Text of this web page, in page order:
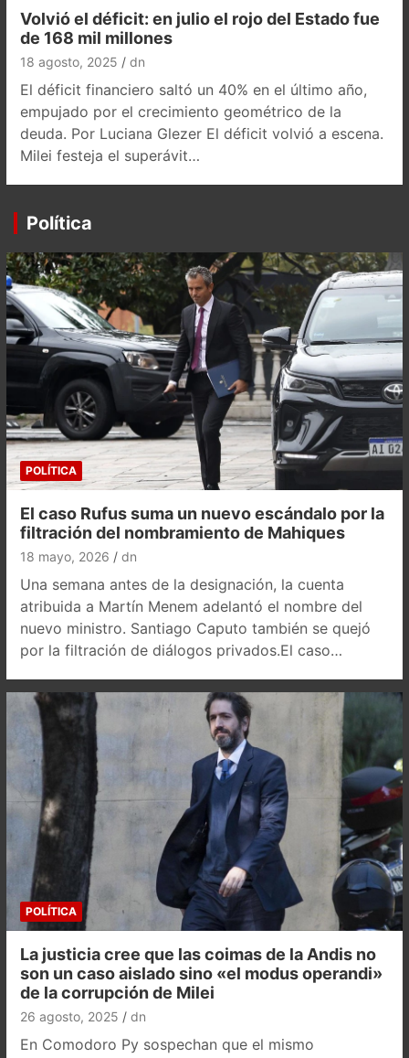
Volvió el déficit: en julio el rojo del Estado fue
de 168 mil millones
18 agosto, 2025 dn
El déficit financiero saltó un 40% en el último año,
empujado por el crecimiento geométrico de la
deuda. Por Luciana Glezer El déficit volvió a escena.
Milei festeja el superávit…
Política
POLÍTICA
El caso Rufus suma un nuevo escándalo por la
filtración del nombramiento de Mahiques
18 mayo, 2026 dn
Una semana antes de la designación, la cuenta
atribuida a Martín Menem adelantó el nombre del
nuevo ministro. Santiago Caputo también se quejó
por la filtración de diálogos privados.El caso…
POLÍTICA
La justicia cree que las coimas de la Andis no
son un caso aislado sino «el modus operandi»
de la corrupción de Milei
26 agosto, 2025 dn
En Comodoro Py sospechan que el mismo